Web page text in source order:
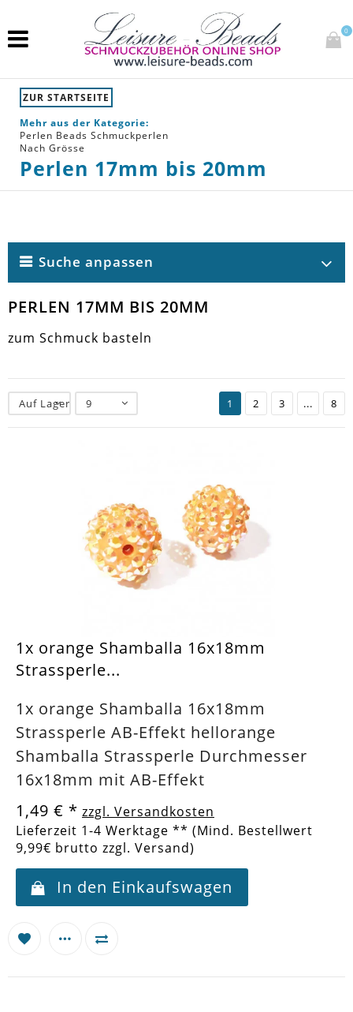
0
ZUR STARTSEITE
Mehr aus der Kategorie:
Perlen Beads Schmuckperlen
Nach Grösse
Perlen 17mm bis 20mm
Suche anpassen
PERLEN 17MM BIS 20MM
zum Schmuck basteln
Auf Lager 9 1 2 3 ... 8
1x orange Shamballa 16x18mm
Strassperle...
1x orange Shamballa 16x18mm
Strassperle AB-Effekt hellorange
Shamballa Strassperle Durchmesser
16x18mm mit AB-Effekt
1,49 € * zzgl. Versandkosten
Lieferzeit 1-4 Werktage ** (Mind. Bestellwert
9,99€ brutto zzgl. Versand)
In den Einkaufswagen